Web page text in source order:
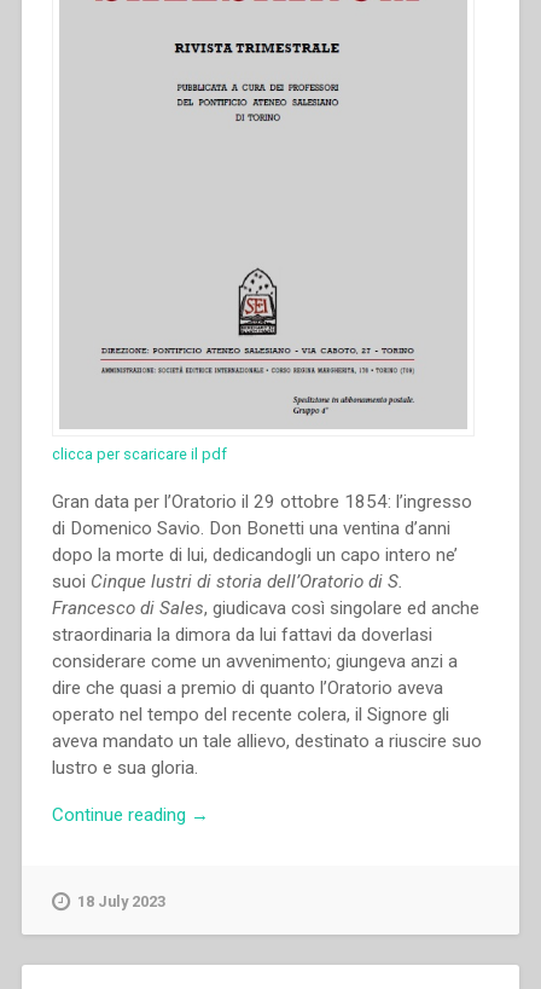
clicca per scaricare il pdf
Gran data per l’Oratorio il 29 ottobre 1854: l’ingresso
di Domenico Savio. Don Bonetti una ventina d’anni
dopo la morte di lui, dedicandogli un capo intero ne’
suoi Cinque lustri di storia dell’Oratorio di S.
Francesco di Sales, giudicava così singolare ed anche
straordinaria la dimora da lui fattavi da doverlasi
considerare come un avvenimento; giungeva anzi a
dire che quasi a premio di quanto l’Oratorio aveva
operato nel tempo del recente colera, il Signore gli
aveva mandato un tale allievo, destinato a riuscire suo
lustro e sua gloria.
Continue reading “Eugenio
→
18 July 2023